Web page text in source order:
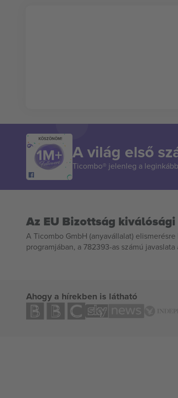
KÖSZÖNÖM!
A világ első
Ticombo® jelenleg a
Az EU Bizottság kiválósági
A Ticombo GmbH (anyavállalat)
programjában, a 782393-as számú javaslata
Ahogy a hírekben is látható